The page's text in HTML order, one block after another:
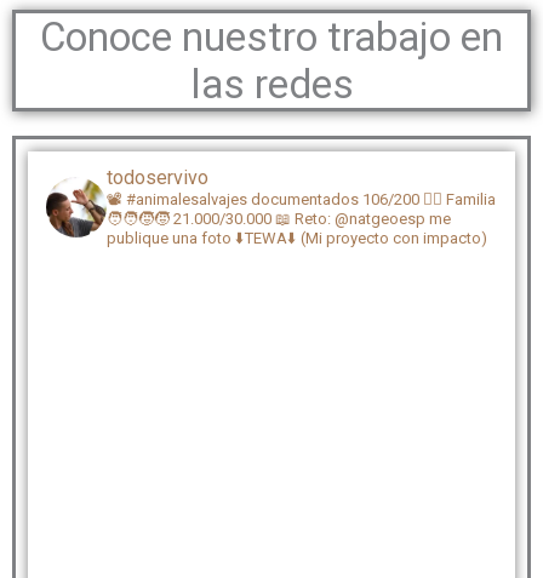
Conoce nuestro trabajo en
las redes
todoservivo
📽️ #animalesalvajes documentados 106/200 🏴‍☠️ Familia
🧑‍🧑‍🧒‍🧒 21.000/30.000 📖 Reto: @natgeoesp me
publique una foto ⬇️TEWA⬇️ (Mi proyecto con impacto)